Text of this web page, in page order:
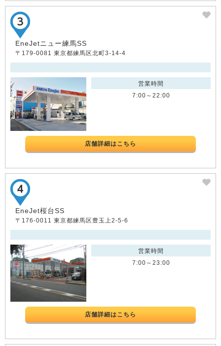
EneJetニュー練馬SS
〒179-0081 東京都練馬区北町3-14-4
営業時間
7:00～22:00
店舗詳細はこちら
EneJet桜台SS
〒176-0011 東京都練馬区豊玉上2-5-6
営業時間
7:00～23:00
店舗詳細はこちら